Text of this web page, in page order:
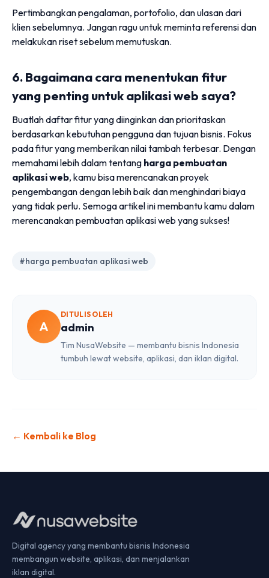
Pertimbangkan pengalaman, portofolio, dan ulasan dari
klien sebelumnya. Jangan ragu untuk meminta referensi dan
melakukan riset sebelum memutuskan.
6. Bagaimana cara menentukan fitur
yang penting untuk aplikasi web saya?
Buatlah daftar fitur yang diinginkan dan prioritaskan
berdasarkan kebutuhan pengguna dan tujuan bisnis. Fokus
pada fitur yang memberikan nilai tambah terbesar. Dengan
memahami lebih dalam tentang harga pembuatan
aplikasi web, kamu bisa merencanakan proyek
pengembangan dengan lebih baik dan menghindari biaya
yang tidak perlu. Semoga artikel ini membantu kamu dalam
merencanakan pembuatan aplikasi web yang sukses!
#harga pembuatan aplikasi web
A
DITULIS OLEH
admin
Tim NusaWebsite — membantu bisnis Indonesia
tumbuh lewat website, aplikasi, dan iklan digital.
← Kembali ke Blog
Digital agency yang membantu bisnis Indonesia
membangun website, aplikasi, dan menjalankan
iklan digital.